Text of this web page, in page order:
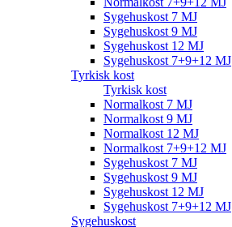
Sygehuskost 7 MJ
Sygehuskost 9 MJ
Sygehuskost 12 MJ
Sygehuskost 7+9+12 MJ
Tyrkisk kost
Tyrkisk kost
Normalkost 7 MJ
Normalkost 9 MJ
Normalkost 12 MJ
Normalkost 7+9+12 MJ
Sygehuskost 7 MJ
Sygehuskost 9 MJ
Sygehuskost 12 MJ
Sygehuskost 7+9+12 MJ
Sygehuskost